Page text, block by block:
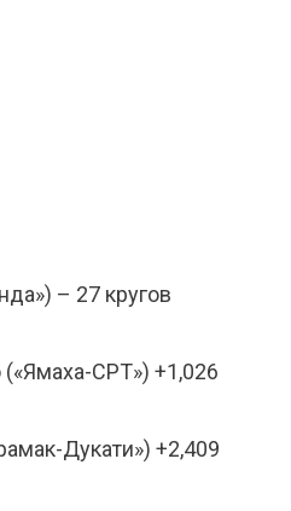
– 27 кругов
СРТ») +1,026
Дукати») +2,409